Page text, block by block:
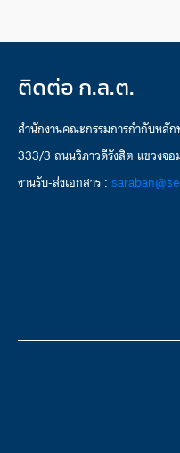
ติดต่อ ก.ล.ต.
สำนักงานคณะกรรมการกำกับห
333/3 ถนนวิภาวดีรังสิต แขวงจ
งานรับ-ส่งเอกสาร :